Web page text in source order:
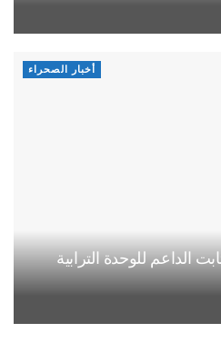
أخبار الصحراء
الداعم للوحدة الترابية